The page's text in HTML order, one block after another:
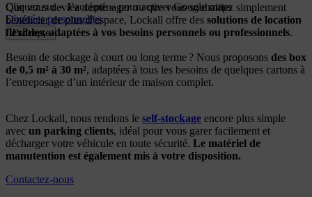
Cliquez sur « J’accepte » pour activer Google maps
Données personnelles
J’accepte
Que vous deviez déménager ou que vous souhaitiez simplement
bénéficier de plus d’espace, Lockall offre des solutions de location
flexibles, adaptées à vos besoins personnels ou professionnels.
Besoin de stockage à court ou long terme ? Nous proposons des box
de 0,5 m² à 30 m², adaptées à tous les besoins de quelques cartons à
l’entreposage d’un intérieur de maison complet.
Chez Lockall, nous rendons le self-stockage encore plus simple
avec un parking clients, idéal pour vous garer facilement et
décharger votre véhicule en toute sécurité. Le matériel de
manutention est également mis à votre disposition.
Contactez-nous